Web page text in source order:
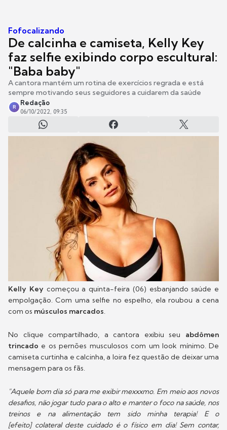
Fofocalizando
De calcinha e camiseta, Kelly Key
faz selfie exibindo corpo escultural:
"Baba baby"
A cantora mantém um rotina de exercícios regrada e está
sempre motivando seus seguidores a cuidarem da saúde
R
Redação
06/10/2022, 09:35
Kelly Key começou a quinta-feira (06) esbanjando saúde e
empolgação. Com uma selfie no espelho, ela roubou a cena
com os músculos marcados.
No clique compartilhado, a cantora exibiu seu abdômen
trincado e os pernões musculosos com um look mínimo. De
camiseta curtinha e calcinha, a loira fez questão de deixar uma
mensagem para os fãs.
"Aquele bom dia só para me exibir mexxxmo. Em meio aos novos
desafios, não jogar tudo para o alto e manter o foco na saúde, nos
treinos e na alimentação tem sido minha terapia! E o
[efeito] colateral deste cuidado é o físico em dia! Sem contar,